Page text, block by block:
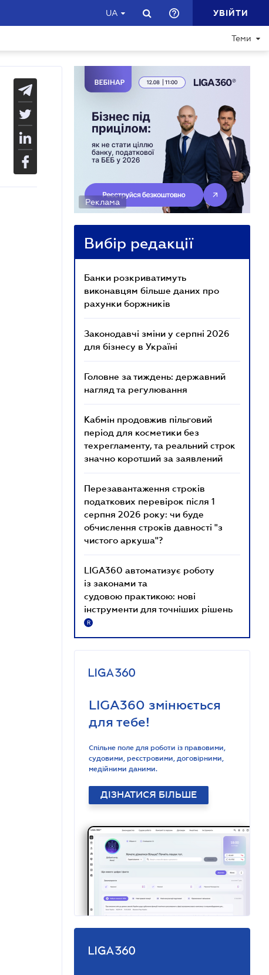
UA УВІЙТИ
Теми
Реклама
Вибір редакції
Банки розкриватимуть
виконавцям більше даних про
рахунки боржників
Законодавчі зміни у серпні 2026
для бізнесу в Україні
Головне за тиждень: державний
нагляд та регулювання
Кабмін продовжив пільговий
період для косметики без
техрегламенту, та реальний строк
значно коротший за заявлений
Перезавантаження строків
податкових перевірок після 1
серпня 2026 року: чи буде
обчислення строків давності "з
чистого аркуша"?
LIGA360 автоматизує роботу
із законами та
судовою практикою: нові
інструменти для точніших рішень
R
LIGA360 змінюється
для тебе!
Спільне поле для роботи із правовими,
судовими, реєстровими, договірними,
медійними даними.
ДІЗНАТИСЯ БІЛЬШЕ